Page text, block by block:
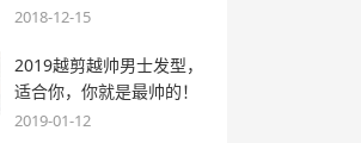
2018-12-15
2019越剪越帅男士发型，
适合你，你就是最帅的！
2019-01-12